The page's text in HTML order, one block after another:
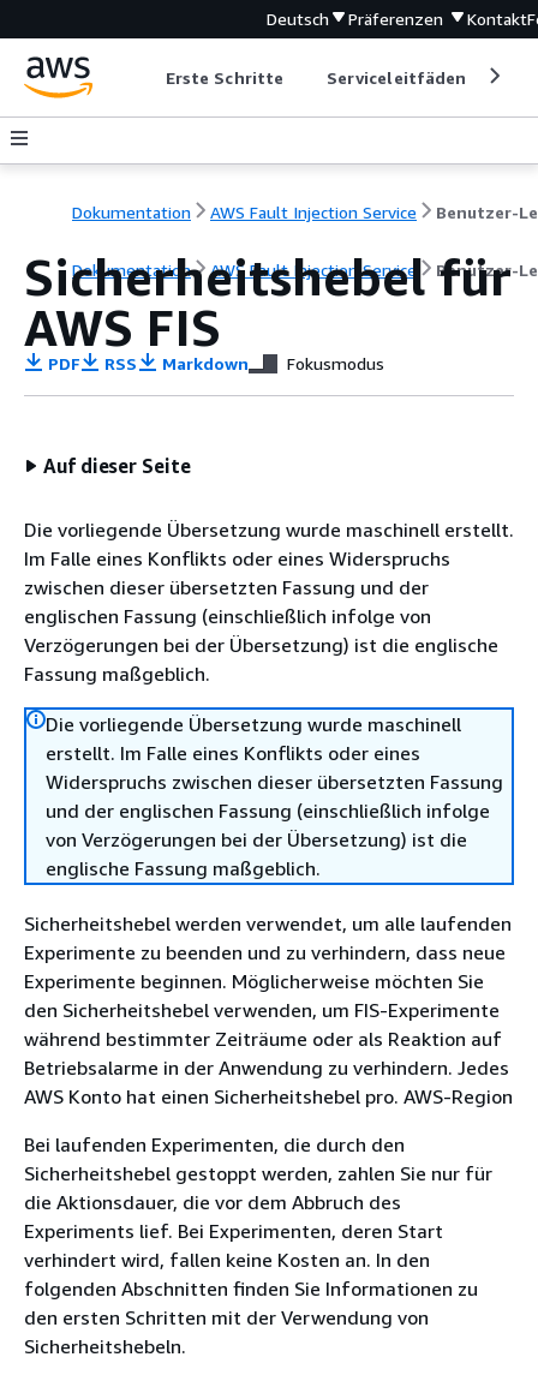
Deutsch Präferenzen Kontakt
Erste Schritte Serviceleitfäden
Dokumentation AWS Fault Injection Service
Dokumentation AWS Fault Injection Service Benutzer-
Sicherheitshebel für
AWS FIS
PDF RSS Markdown Fokusmodus
Auf dieser Seite
Die vorliegende Übersetzung wurde maschinell erstellt.
Im Falle eines Konflikts oder eines Widerspruchs
zwischen dieser übersetzten Fassung und der
englischen Fassung (einschließlich infolge von
Verzögerungen bei der Übersetzung) ist die englische
Fassung maßgeblich.
Die vorliegende Übersetzung wurde maschinell
erstellt. Im Falle eines Konflikts oder eines
Widerspruchs zwischen dieser übersetzten Fassung
und der englischen Fassung (einschließlich infolge
von Verzögerungen bei der Übersetzung) ist die
englische Fassung maßgeblich.
Sicherheitshebel werden verwendet, um alle laufenden
Experimente zu beenden und zu verhindern, dass neue
Experimente beginnen. Möglicherweise möchten Sie
den Sicherheitshebel verwenden, um FIS-Experimente
während bestimmter Zeiträume oder als Reaktion auf
Betriebsalarme in der Anwendung zu verhindern. Jedes
AWS Konto hat einen Sicherheitshebel pro. AWS-Region
Bei laufenden Experimenten, die durch den
Sicherheitshebel gestoppt werden, zahlen Sie nur für
die Aktionsdauer, die vor dem Abbruch des
Experiments lief. Bei Experimenten, deren Start
verhindert wird, fallen keine Kosten an. In den
folgenden Abschnitten finden Sie Informationen zu
den ersten Schritten mit der Verwendung von
Sicherheitshebeln.